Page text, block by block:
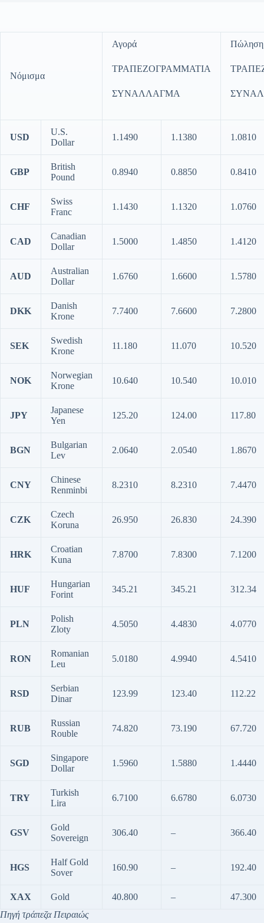
Νόμισμα
Αγορά
ΤΡΑΠΕΖΟΓΡΑΜΜΑΤΙΑ
ΣΥΝΑΛΛΑΓΜΑ
Πώληση
USD
U.S.
Dollar
1.1490 1.1380 1.0810
GBP
British
Pound
0.8940 0.8850 0.8410
CHF
Swiss
Franc
1.1430 1.1320 1.0760
CAD
Canadian
Dollar
1.5000 1.4850 1.4120
AUD
Australian
Dollar
1.6760 1.6600 1.5780
DKK
Danish
Krone
7.7400 7.6600 7.2800
SEK
Swedish
Krone
11.180 11.070 10.520
NOK
Norwegian
Krone
10.640 10.540 10.010
JPY
Japanese
Yen
125.20 124.00 117.80
BGN
Bulgarian
Lev
2.0640 2.0540 1.8670
CNY
Chinese
Renminbi
8.2310 8.2310 7.4470
CZK
Czech
Koruna
26.950 26.830 24.390
HRK
Croatian
Kuna
7.8700 7.8300 7.1200
HUF
Hungarian
Forint
345.21 345.21 312.34
PLN
Polish
Zloty
4.5050 4.4830 4.0770
RON
Romanian
Leu
5.0180 4.9940 4.5410
RSD
Serbian
Dinar
123.99 123.40 112.22
RUB
Russian
Rouble
74.820 73.190 67.720
SGD
Singapore
Dollar
1.5960 1.5880 1.4440
TRY
Turkish
Lira
6.7100 6.6780 6.0730
GSV
Gold
Sovereign
306.40 – 366.40
HGS
Half Gold
Sover
160.90 – 192.40
XAX Gold 40.800 –
47.300
Πηγή τράπεζα Πειραιώς